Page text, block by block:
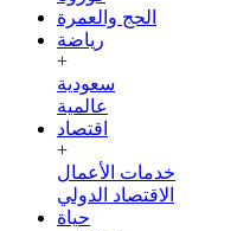
الحج والعمرة
رياضة
+
سعودية
عالمية
اقتصاد
+
خدمات الأعمال
الاقتصاد الدولي
حياة